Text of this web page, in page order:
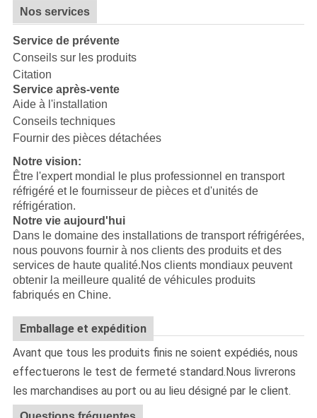
Nos services
Service de prévente
Conseils sur les produits
Citation
Service après-vente
Aide à l'installation
Conseils techniques
Fournir des pièces détachées
Notre vision:
Être l'expert mondial le plus professionnel en transport
réfrigéré et le fournisseur de pièces et d'unités de
réfrigération.
Notre vie aujourd'hui
Dans le domaine des installations de transport réfrigérées,
nous pouvons fournir à nos clients des produits et des
services de haute qualité.Nos clients mondiaux peuvent
obtenir la meilleure qualité de véhicules produits
fabriqués en Chine.
Emballage et expédition
Avant que tous les produits finis ne soient expédiés, nous
effectuerons le test de fermeté standard.Nous livrerons
les marchandises au port ou au lieu désigné par le client.